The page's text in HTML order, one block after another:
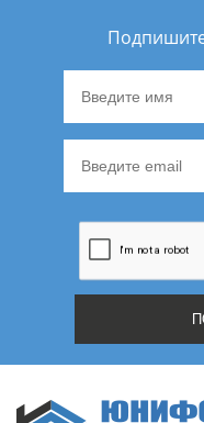
Не нашли
Оставьте заявку -